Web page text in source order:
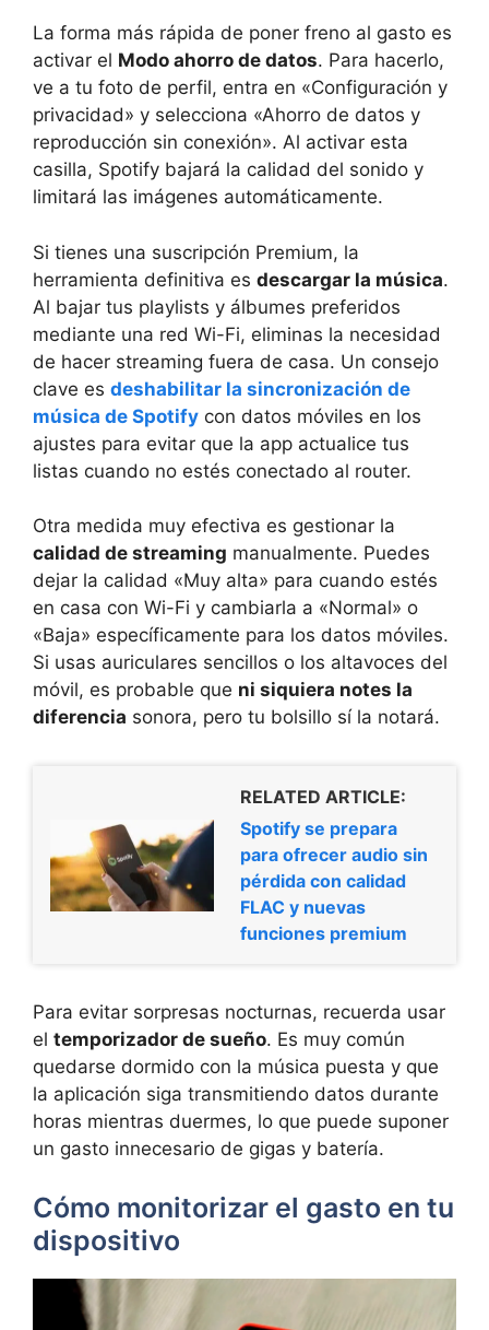
La forma más rápida de poner freno al gasto es
activar el Modo ahorro de datos. Para hacerlo,
ve a tu foto de perfil, entra en «Configuración y
privacidad» y selecciona «Ahorro de datos y
reproducción sin conexión». Al activar esta
casilla, Spotify bajará la calidad del sonido y
limitará las imágenes automáticamente.
Si tienes una suscripción Premium, la
herramienta definitiva es descargar la música.
Al bajar tus playlists y álbumes preferidos
mediante una red Wi-Fi, eliminas la necesidad
de hacer streaming fuera de casa. Un consejo
clave es deshabilitar la sincronización de
música de Spotify con datos móviles en los
ajustes para evitar que la app actualice tus
listas cuando no estés conectado al router.
Otra medida muy efectiva es gestionar la
calidad de streaming manualmente. Puedes
dejar la calidad «Muy alta» para cuando estés
en casa con Wi-Fi y cambiarla a «Normal» o
«Baja» específicamente para los datos móviles.
Si usas auriculares sencillos o los altavoces del
móvil, es probable que ni siquiera notes la
diferencia sonora, pero tu bolsillo sí la notará.
RELATED ARTICLE:
Spotify se prepara
para ofrecer audio sin
pérdida con calidad
FLAC y nuevas
funciones premium
Para evitar sorpresas nocturnas, recuerda usar
el temporizador de sueño. Es muy común
quedarse dormido con la música puesta y que
la aplicación siga transmitiendo datos durante
horas mientras duermes, lo que puede suponer
un gasto innecesario de gigas y batería.
Cómo monitorizar el gasto en tu
dispositivo